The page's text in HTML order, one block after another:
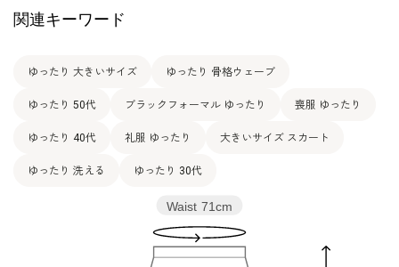
関連キーワード
ゆったり 大きいサイズ ゆったり 骨格ウェーブ
ゆったり 50代 ブラックフォーマル ゆったり 喪服 ゆったり
ゆったり 40代 礼服 ゆったり 大きいサイズ スカート
ゆったり 洗える ゆったり 30代
Waist 71cm